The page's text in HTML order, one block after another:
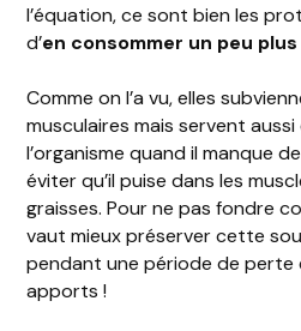
l’équation, ce sont bien les
d’en consommer un peu
Comme on l’a vu, elles
musculaires mais servent
l’organisme quand il manque
éviter qu’il puise dans les
graisses. Pour ne pas fondre
vaut mieux préserver cette
pendant une période de perte
apports !